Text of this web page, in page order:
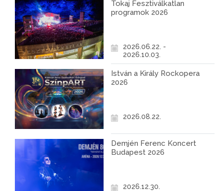
Tokaj Fesztiválkatlan
programok 2026
2026.06.22. -
2026.10.03.
István a Király Rockopera
2026
2026.08.22.
Demjén Ferenc Koncert
Budapest 2026
2026.12.30.